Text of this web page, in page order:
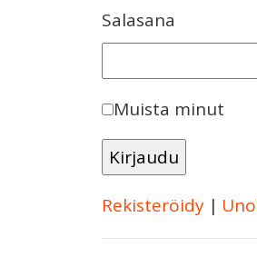
Salasana
Muista minut
Rekisteröidy |